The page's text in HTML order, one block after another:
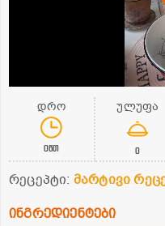
დრო
0წთ
ულუფა
0
რეცეპტი: მარტივი
ინგრედიენტები